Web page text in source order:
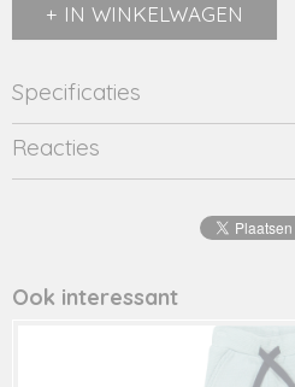
IN WINKELWAGEN
Specificaties
Productcode
23093001-21197
Reacties
Ook interessant